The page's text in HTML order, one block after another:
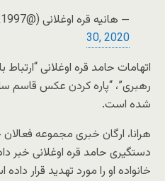
— هانیه قره اوغلانی (@honyblack1997)
30, 2020
اتهامات حامد قره اوغلانی “ارتباط
رهبری”، “پاره کردن عکس قاسم
شده است.
هرانا، ارگان خبری مجموعه
دستگیری حامد قره اوغلانی خبر
خانواده او را مورد تهدید قرار